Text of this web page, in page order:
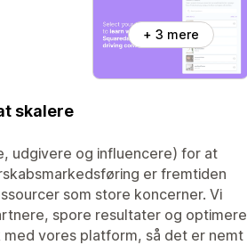
+ 3 mere
skalere
udgivere og influencere) for at
er fremtiden
som store koncerner. Vi
spore resultater og optimere
vores platform, så det er nemt